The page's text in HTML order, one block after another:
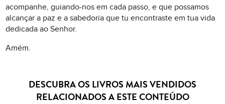
acompanhe, guiando-nos em cada passo, e que possamos
alcançar a paz e a sabedoria que tu encontraste em tua vida
dedicada ao Senhor.
Amém.
DESCUBRA OS LIVROS MAIS VENDIDOS
RELACIONADOS A ESTE CONTEÚDO